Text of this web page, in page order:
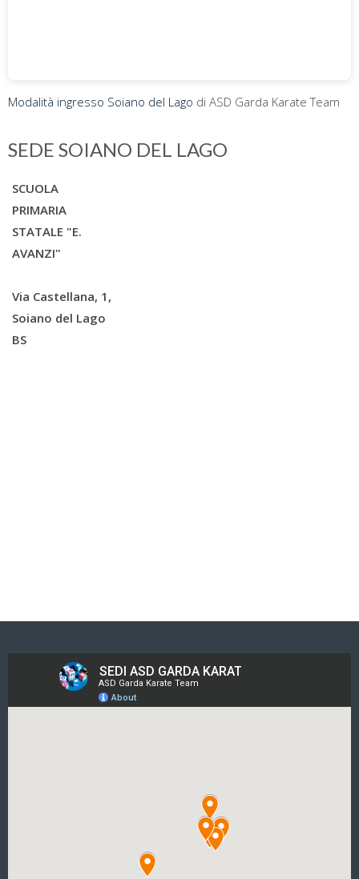
Modalità ingresso Soiano del Lago di ASD Garda Karate Team
SEDE SOIANO DEL LAGO
SCUOLA
PRIMARIA
STATALE "E.
AVANZI"
Via Castellana, 1,
Soiano del Lago
BS